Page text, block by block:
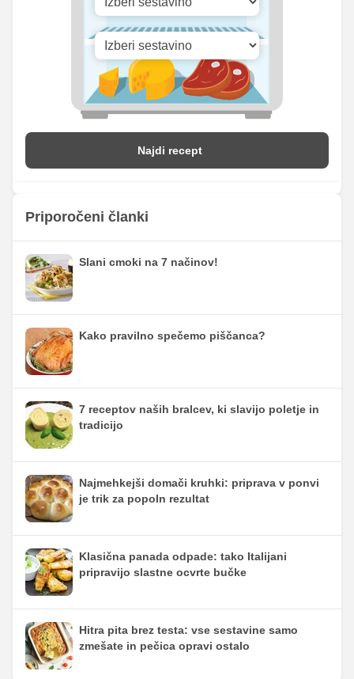
Najdi recept
Priporočeni članki
Slani cmoki na 7 načinov!
Kako pravilno spečemo piščanca?
7 receptov naših bralcev, ki slavijo poletje in
tradicijo
Najmehkejši domači kruhki: priprava v ponvi
je trik za popoln rezultat
Klasična panada odpade: tako Italijani
pripravijo slastne ocvrte bučke
Hitra pita brez testa: vse sestavine samo
zmešate in pečica opravi ostalo